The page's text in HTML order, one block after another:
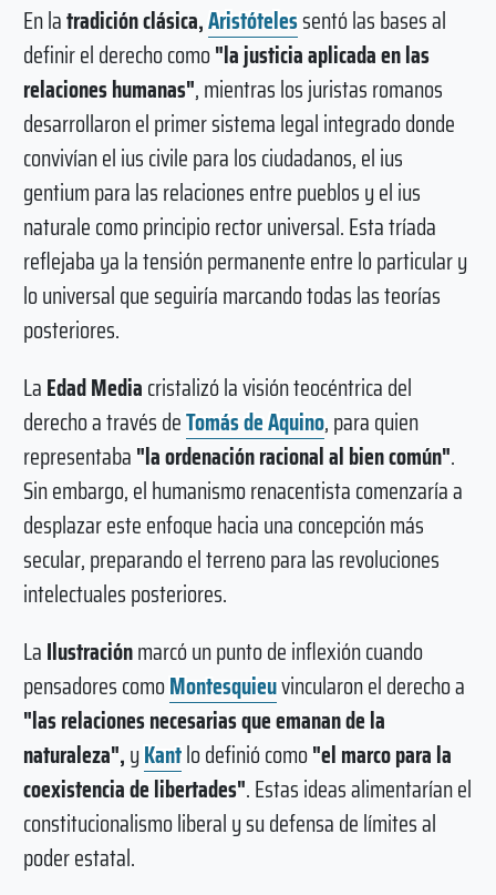
En latradición clásica,Aristótelessentó las bases al
definir el derecho como"la justicia aplicada en las
relaciones humanas", mientras los juristas romanos
desarrollaron el primer sistema legal integrado donde
convivían el ius civile para los ciudadanos, el ius
gentium para las relaciones entre pueblos y el ius
naturale como principio rector universal. Esta tríada
reflejaba ya la tensión permanente entre lo particular y
lo universal que seguiría marcando todas las teorías
posteriores.
LaEdad Mediacristalizó la visión teocéntrica del
derecho a través deTomás de Aquino, para quien
representaba"la ordenación racional al bien común".
Sin embargo, el humanismo renacentista comenzaría a
desplazar este enfoque hacia una concepción más
secular, preparando el terreno para las revoluciones
intelectuales posteriores.
LaIlustraciónmarcó un punto de inflexión cuando
pensadores comoMontesquieuvincularon el derecho a
"las relaciones necesarias que emanan de la
naturaleza",yKantlo definió como"el marco para la
coexistencia de libertades". Estas ideas alimentarían el
constitucionalismo liberal y su defensa de límites al
poder estatal.